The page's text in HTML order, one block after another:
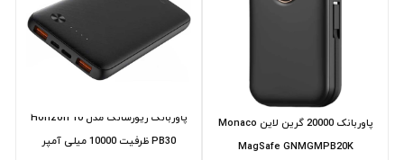
پاوربانک ریورسانگ مدل Horizon 10
PB30 ظرفیت 10000 میلی‌ آمپر
پاوربانک 20000 گرین لاین Monaco
MagSafe GNMGMPB20K